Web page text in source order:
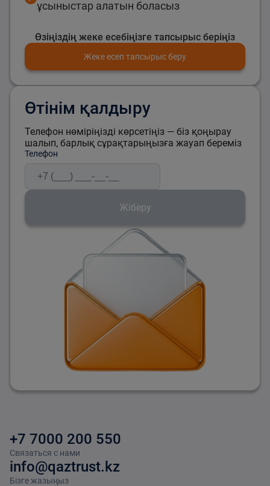
ұсыныстар алатын боласыз
Өзіңіздің жеке есебіңізге тапсырыс беріңіз
Жеке есеп тапсырыс беру
Өтінім қалдыру
Телефон нөміріңізді көрсетіңіз — біз қоңырау
шалып, барлық сұрақтарыңызға жауап береміз
Телефон
Жіберу
+7 7000 200 550
Связаться с нами
info@qaztrust.kz
Бізге жазыңыз